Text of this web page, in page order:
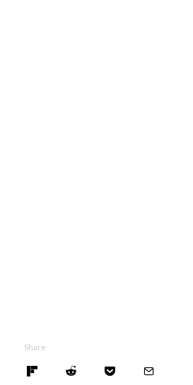
Share